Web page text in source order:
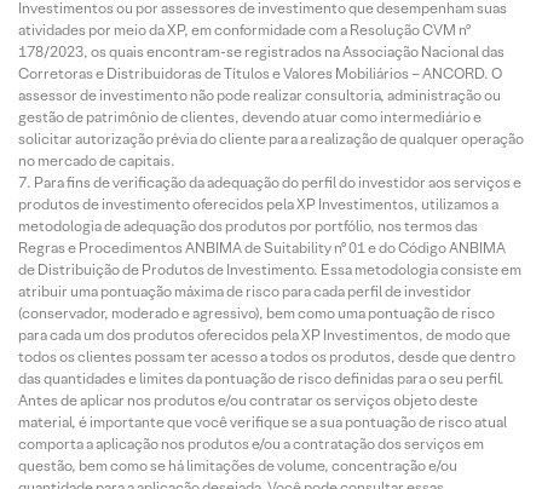
Investimentos ou por assessores de investimento que desempenham suas
atividades por meio da XP, em conformidade com a Resolução CVM nº
178/2023, os quais encontram-se registrados na Associação Nacional das
Corretoras e Distribuidoras de Títulos e Valores Mobiliários – ANCORD. O
assessor de investimento não pode realizar consultoria, administração ou
gestão de patrimônio de clientes, devendo atuar como intermediário e
solicitar autorização prévia do cliente para a realização de qualquer operação
no mercado de capitais.
Para fins de verificação da adequação do perfil do investidor aos serviços e
produtos de investimento oferecidos pela XP Investimentos, utilizamos a
metodologia de adequação dos produtos por portfólio, nos termos das
Regras e Procedimentos ANBIMA de Suitability nº 01 e do Código ANBIMA
de Distribuição de Produtos de Investimento. Essa metodologia consiste em
atribuir uma pontuação máxima de risco para cada perfil de investidor
(conservador, moderado e agressivo), bem como uma pontuação de risco
para cada um dos produtos oferecidos pela XP Investimentos, de modo que
todos os clientes possam ter acesso a todos os produtos, desde que dentro
das quantidades e limites da pontuação de risco definidas para o seu perfil.
Antes de aplicar nos produtos e/ou contratar os serviços objeto deste
material, é importante que você verifique se a sua pontuação de risco atual
comporta a aplicação nos produtos e/ou a contratação dos serviços em
questão, bem como se há limitações de volume, concentração e/ou